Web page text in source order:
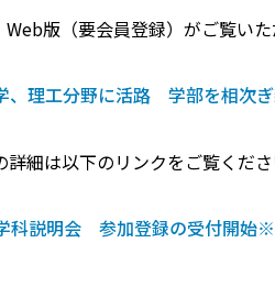
版（要会員登録）がご覧いた
、理工分野に活路 学部を相次ぎ
細は以下のリンクをご覧くださ
科説明会 参加登録の受付開始